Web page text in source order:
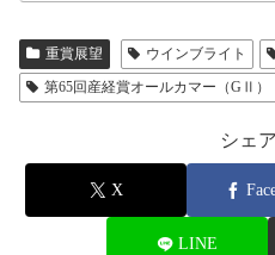
重賞展望 ウインブライト
第65回産経賞オールカマー（GⅡ）
シェ
X
LINE